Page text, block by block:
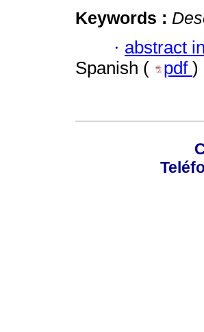
Keywords :
· abstract
Spanish (
pdf )